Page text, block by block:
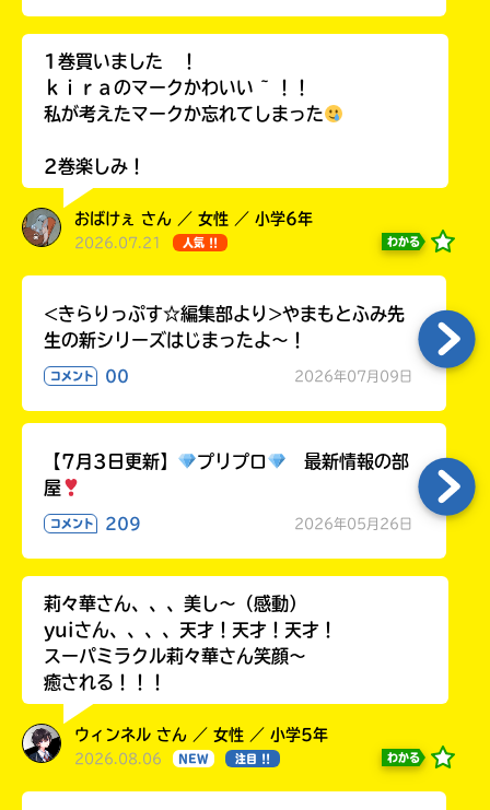
1巻買いました ！
ｋｉｒａのマークかわいい ~ ！！
私が考えたマークか忘れてしまった
2巻楽しみ！
おばけぇ さん ／ 女性 ／ 小学6年
2026.07.21 人気 !! わかる
<きらりっぷす☆編集部より>やまもとふみ先
生の新シリーズはじまったよ～！
コメント 00 2026年07月09日
【7月3日更新】 プリプロ
最新情報の部
屋
コメント 209 2026年05月26日
莉々華さん、、、美し〜（感動）
yuiさん、、、、天才！天才！天才！
スーパミラクル莉々華さん笑顔〜
癒される！！！
ウィンネル さん ／ 女性 ／ 小学5年
2026.08.06 NEW 注目 !! わかる